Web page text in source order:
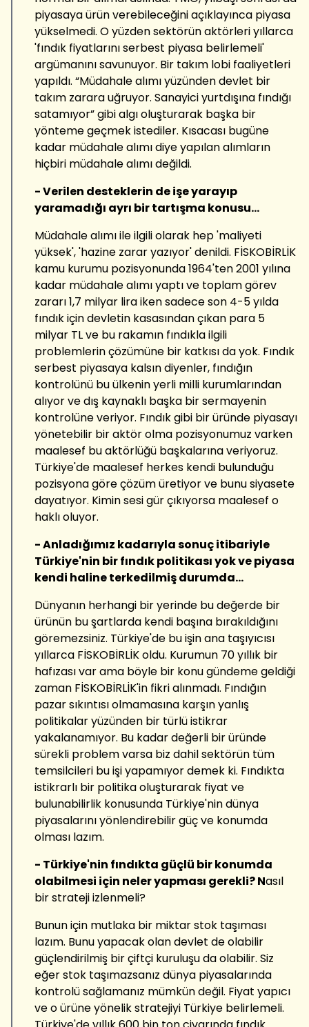
piyasaya ürün verebileceğini açıklayınca piyasa
yükselmedi. O yüzden sektörün aktörleri yıllarca
'fındık fiyatlarını serbest piyasa belirlemeli'
argümanını savunuyor. Bir takım lobi faaliyetleri
yapıldı. “Müdahale alımı yüzünden devlet bir
takım zarara uğruyor. Sanayici yurtdışına fındığı
satamıyor” gibi algı oluşturarak başka bir
yönteme geçmek istediler. Kısacası bugüne
kadar müdahale alımı diye yapılan alımların
hiçbiri müdahale alımı değildi.
- Verilen desteklerin de işe yarayıp
yaramadığı ayrı bir tartışma konusu...
Müdahale alımı ile ilgili olarak hep 'maliyeti
yüksek', 'hazine zarar yazıyor' denildi. FİSKOBİRLİK
kamu kurumu pozisyonunda 1964'ten 2001 yılına
kadar müdahale alımı yaptı ve toplam görev
zararı 1,7 milyar lira iken sadece son 4-5 yılda
fındık için devletin kasasından çıkan para 5
milyar TL ve bu rakamın fındıkla ilgili
problemlerin çözümüne bir katkısı da yok. Fındık
serbest piyasaya kalsın diyenler, fındığın
kontrolünü bu ülkenin yerli milli kurumlarından
alıyor ve dış kaynaklı başka bir sermayenin
kontrolüne veriyor. Fındık gibi bir üründe piyasayı
yönetebilir bir aktör olma pozisyonumuz varken
maalesef bu aktörlüğü başkalarına veriyoruz.
Türkiye'de maalesef herkes kendi bulunduğu
pozisyona göre çözüm üretiyor ve bunu siyasete
dayatıyor. Kimin sesi gür çıkıyorsa maalesef o
haklı oluyor.
- Anladığımız kadarıyla sonuç itibariyle
Türkiye'nin bir fındık politikası yok ve piyasa
kendi haline terkedilmiş durumda...
Dünyanın herhangi bir yerinde bu değerde bir
ürünün bu şartlarda kendi başına bırakıldığını
göremezsiniz. Türkiye'de bu işin ana taşıyıcısı
yıllarca FİSKOBİRLİK oldu. Kurumun 70 yıllık bir
hafızası var ama böyle bir konu gündeme geldiği
zaman FİSKOBİRLİK'in fikri alınmadı. Fındığın
pazar sıkıntısı olmamasına karşın yanlış
politikalar yüzünden bir türlü istikrar
yakalanamıyor. Bu kadar değerli bir üründe
sürekli problem varsa biz dahil sektörün tüm
temsilcileri bu işi yapamıyor demek ki. Fındıkta
istikrarlı bir politika oluşturarak fiyat ve
bulunabilirlik konusunda Türkiye'nin dünya
piyasalarını yönlendirebilir güç ve konumda
olması lazım.
- Türkiye'nin fındıkta güçlü bir konumda
olabilmesi için neler yapması gerekli? Nasıl
bir strateji izlenmeli?
Bunun için mutlaka bir miktar stok taşıması
lazım. Bunu yapacak olan devlet de olabilir
güçlendirilmiş bir çiftçi kuruluşu da olabilir. Siz
eğer stok taşımazsanız dünya piyasalarında
kontrolü sağlamanız mümkün değil. Fiyat yapıcı
ve o ürüne yönelik stratejiyi Türkiye belirlemeli.